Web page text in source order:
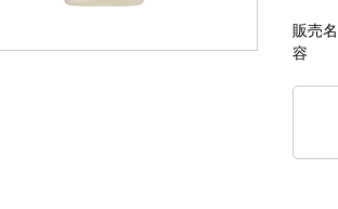
販売
容 量